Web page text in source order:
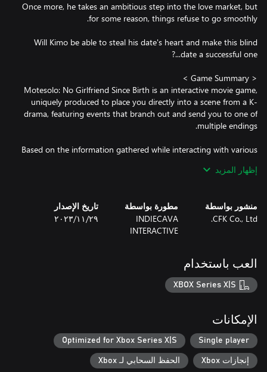
Once more, he takes an ambitious step into the love market, but
Will Kimo be able to steal his date's heart and make this blind
Motesolo: No Girlfriend Since Birth is an interactive movie game,
uniquely produced to place you directly into a scene from a K-
drama, featuring events that branch out and send you to one of
Based on the information gathered while interacting with various
to win over his date, Yumi Kim, or they can intentionally mess
▹ Blind dates lead to all sorts of choices. Is the choice that leads
to a favorable impression the correct one? The simplest of
▹ Interact with your surroundings! Who knows what new info or
items you might find by investigating this café, the scene of our
blind date. Check out all the apps on Kimo's phone too. The
▹ Will this blind date end in success or failure? Or, could this be
the beginning of a true relationship? See what ending you unlock
إظهار المزيد
منشور بواسطة
CFK Co., Ltd.
مطورة بواسطة
INDIECAVA
INTERACTIVE
تاريخ الإصدار
٢٩‏/١١‏/٢٠٢٣
العب باستخدام
XBOX Series X|S
الإمكانات
Single player
Optimized for Xbox Series X|S
إنجازات Xbox الحفظ السحابي لـ Xbox